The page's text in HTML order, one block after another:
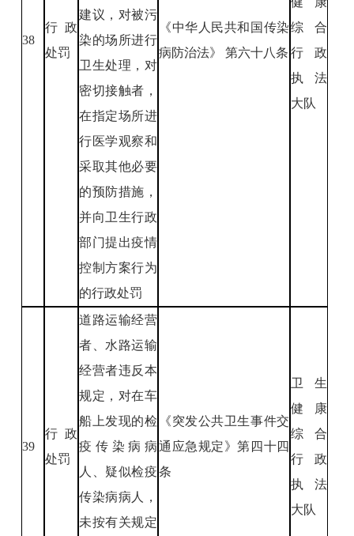
38
行政
处罚
建议，对被污
染的场所进行
卫生处理，对
密切接触者，
在指定场所进
行医学观察和
采取其他必要
的预防措施，
并向卫生行政
部门提出疫情
控制方案行为
的行政处罚
《中华人民共和国传染
病防治法》 第六十八条
综合
行政
执法
大队
39
行政
处罚
道路运输经营
者、水路运输
经营者违反本
规定，对在车
船上发现的检
疫传染病病
人、疑似检疫
传染病病人，
未按有关规定
《突发公共卫生事件交
通应急规定》第四十四
条
卫生
健康
综合
行政
执法
大队